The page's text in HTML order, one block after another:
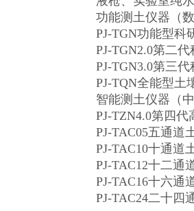
功能测土仪器（
PJ-TGN功能型科
PJ-TGN2.0第二
PJ-TGN3.0第三
PJ-TQN全能型土
智能测土仪器（
PJ-TZN4.0第四
PJ-TAC05五通道
PJ-TAC10十通道
PJ-TAC12十二通
PJ-TAC16十六通
PJ-TAC24二十四